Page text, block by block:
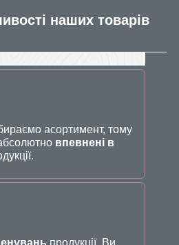
наших товарів
асортимент, тому
впевнені в